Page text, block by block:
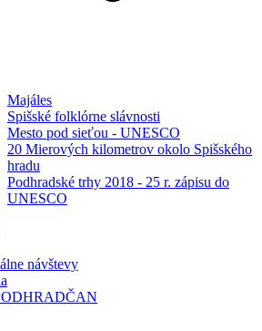
Majáles
Spišské folklórne slávnosti
Mesto pod sieťou - UNESCO
20 Mierových kilometrov okolo Spišského
hradu
Podhradské trhy 2018 - 25 r. zápisu do
UNESCO
návštevy